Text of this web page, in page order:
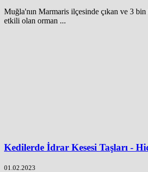
Muğla'nın Marmaris ilçesinde çıkan ve 3 bin
etkili olan orman ...
Kedilerde İdrar Kesesi Taşları -
01.02.2023